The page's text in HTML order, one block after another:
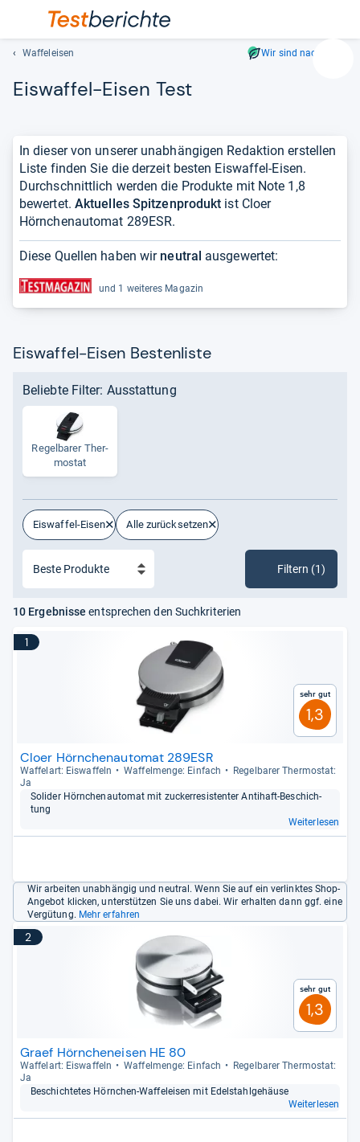
Zeichen
und
Waffeleisen Wir sind nachhaltig
Eis­waf­fel-​Eisen Test
In dieser von unserer unabhängigen Redaktion erstellen
Liste finden Sie die derzeit besten Eiswaffel-Eisen.
Durchschnittlich werden die Produkte mit Note 1,8
bewertet. Aktuelles Spitzenprodukt ist Cloer
Hörnchenautomat 289ESR.
Diese Quellen haben wir neutral ausgewertet:
und 1 weiteres Magazin
Eiswaffel-Eisen Bestenliste
Beliebte Filter: Ausstattung
Regel­ba­rer Ther­
mo­stat
Eiswaffel-Eisen Alle zurücksetzen
Filtern (1)
10 Ergebnisse entsprechen den Suchkriterien
1
Sehr gut
1,3
Cloer Hörnchenautomat 289ESR
Waf­fel­art: Eis­waf­feln Waf­fel­menge: Ein­fach
Regel­ba­rer Ther­mo­stat:
Ja
Soli­der Hörn­chen­au­to­mat mit zucker­re­sis­ten­ter Anti­haft-​Beschich­
tung
Weiterlesen
Wir arbeiten unabhängig und neutral. Wenn Sie auf ein verlinktes Shop-
Angebot klicken, unterstützen Sie uns dabei. Wir erhalten dann ggf. eine
Vergütung. Mehr erfahren
2
Sehr gut
1,3
Graef Hörncheneisen HE 80
Waf­fel­art: Eis­waf­feln Waf­fel­menge: Ein­fach
Regel­ba­rer Ther­mo­stat:
Ja
Beschich­te­tes Hörn­chen-​Waf­felei­sen mit Edel­stahl­ge­häuse
Weiterlesen